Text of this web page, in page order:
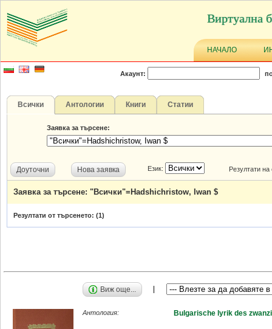
Виртуална
НАЧАЛО
Акаунт:
Всички Антологии Книги Статии
Заявка за търсене:
Доуточни Нова заявка Език: Резултати
Заявка за търсене: "Всички"=Hadshichristow, Iwan $
Резултати от търсенето: (1)
Виж още...
Антология: Bulgarische lyrik des